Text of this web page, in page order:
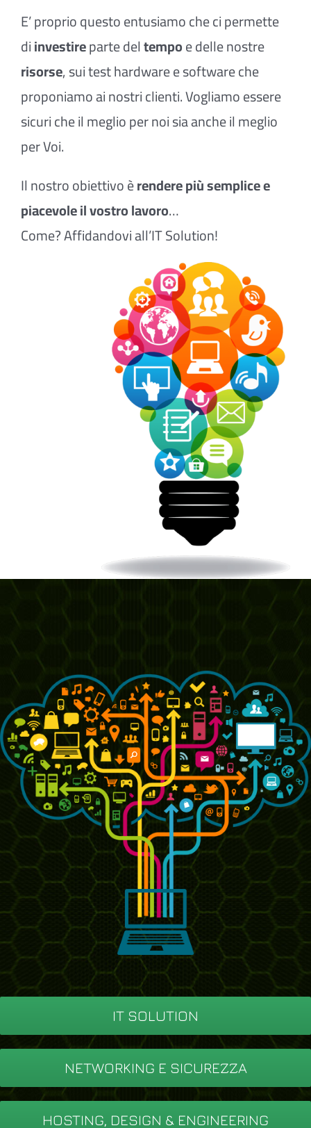
E’ proprio questo entusiamo che ci permette
diinvestireparte deltempoe delle nostre
risorse, sui test hardware e software che
proponiamo ai nostri clienti. Vogliamo essere
sicuri che il meglio per noi sia anche il meglio
per Voi.
Il nostro obiettivo èrendere più semplice e
piacevole il vostro lavoro…
Come? Affidandovi all’IT Solution!
IT SOLUTION
NETWORKING E SICUREZZA
HOSTING, DESIGN & ENGINEERING